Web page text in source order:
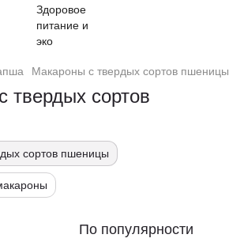
Макароны с твердых сортов пшеницы
твердых сортов
сортов пшеницы
По популярности